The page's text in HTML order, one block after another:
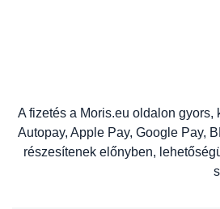
A fizetés a Moris.eu oldalon
Autopay, Apple Pay, Google Pay,
részesítenek előnyben,